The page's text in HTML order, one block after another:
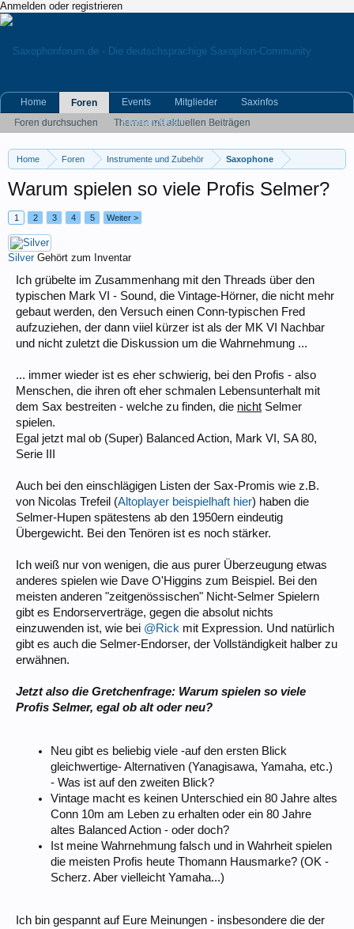
Anmelden oder registrieren
Home Foren Instrumente und Zubehör Saxophone
Warum spielen so viele Profis Selmer?
1 2 3 4 5 Weiter >
Silver Gehört zum Inventar
Ich grübelte im Zusammenhang mit den Threads über den
typischen Mark VI - Sound, die Vintage-Hörner, die nicht mehr
gebaut werden, den Versuch einen Conn-typischen Fred
aufzuziehen, der dann viiel kürzer ist als der MK VI Nachbar
und nicht zuletzt die Diskussion um die Wahrnehmung ...
... immer wieder ist es eher schwierig, bei den Profis - also
Menschen, die ihren oft eher schmalen Lebensunterhalt mit
dem Sax bestreiten - welche zu finden, die nicht Selmer
spielen.
Egal jetzt mal ob (Super) Balanced Action, Mark VI, SA 80,
Serie III
Auch bei den einschlägigen Listen der Sax-Promis wie z.B.
von Nicolas Trefeil (Altoplayer beispielhaft hier) haben die
Selmer-Hupen spätestens ab den 1950ern eindeutig
Übergewicht. Bei den Tenören ist es noch stärker.
Ich weiß nur von wenigen, die aus purer Überzeugung etwas
anderes spielen wie Dave O'Higgins zum Beispiel. Bei den
meisten anderen "zeitgenössischen" Nicht-Selmer Spielern
gibt es Endorserverträge, gegen die absolut nichts
einzuwenden ist, wie bei @Rick mit Expression. Und natürlich
gibt es auch die Selmer-Endorser, der Vollständigkeit halber zu
erwähnen.
Jetzt also die Gretchenfrage: Warum spielen so viele
Profis Selmer, egal ob alt oder neu?
Neu gibt es beliebig viele -auf den ersten Blick
gleichwertige- Alternativen (Yanagisawa, Yamaha, etc.)
- Was ist auf den zweiten Blick?
Vintage macht es keinen Unterschied ein 80 Jahre altes
Conn 10m am Leben zu erhalten oder ein 80 Jahre
altes Balanced Action - oder doch?
Ist meine Wahrnehmung falsch und in Wahrheit spielen
die meisten Profis heute Thomann Hausmarke? (OK -
Scherz. Aber vielleicht Yamaha...)
Ich bin gespannt auf Eure Meinungen - insbesondere die der
Home
Foren
Foren durchsuchen
Themen mit aktuellen Beiträgen
Events Mitglieder
Saxinfos
Kleinanzeigen